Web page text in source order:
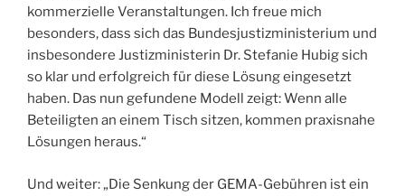
kommerzielle Veranstaltungen. Ich freue mich
besonders, dass sich das Bundesjustizministerium und
insbesondere Justizministerin Dr. Stefanie Hubig sich
so klar und erfolgreich für diese Lösung eingesetzt
haben. Das nun gefundene Modell zeigt: Wenn alle
Beteiligten an einem Tisch sitzen, kommen praxisnahe
Lösungen heraus.“
Und weiter: „Die Senkung der GEMA-Gebühren ist ein